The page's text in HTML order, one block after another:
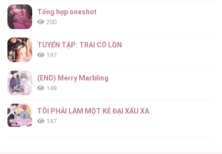
Tổng hợp oneshot
200
TUYỂN TẬP: TRAI CÓ LỒN
197
(END) Merry Marbling
148
TÔI PHẢI LÀM MỘT KẺ ĐẠI XẤU XA
147